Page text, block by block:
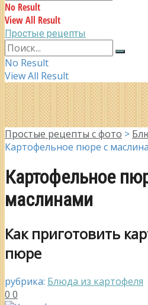
No Result
View All Result
Простые рецепты
No Result
View All Result
Простые рецепты с фото >
Картофельное пюре с
Картофельное
маслинами
Как приготовить
пюре
рубрика: Блюда из картофеля
0 0